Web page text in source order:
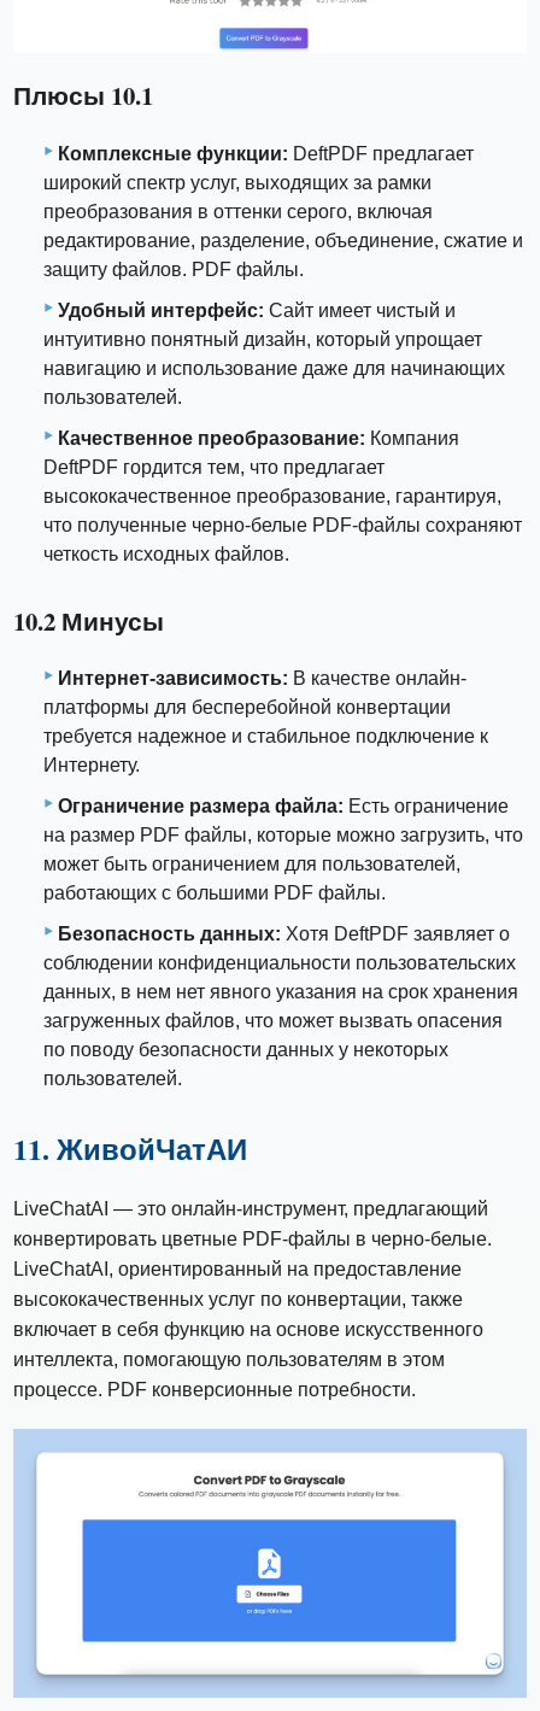
Плюсы 10.1
Комплексные функции: DeftPDF предлагает
широкий спектр услуг, выходящих за рамки
преобразования в оттенки серого, включая
редактирование, разделение, объединение, сжатие и
защиту файлов. PDF файлы.
Удобный интерфейс: Сайт имеет чистый и
интуитивно понятный дизайн, который упрощает
навигацию и использование даже для начинающих
пользователей.
Качественное преобразование: Компания
DeftPDF гордится тем, что предлагает
высококачественное преобразование, гарантируя,
что полученные черно-белые PDF-файлы сохраняют
четкость исходных файлов.
10.2 Минусы
Интернет-зависимость: В качестве онлайн-
платформы для бесперебойной конвертации
требуется надежное и стабильное подключение к
Интернету.
Ограничение размера файла: Есть ограничение
на размер PDF файлы, которые можно загрузить, что
может быть ограничением для пользователей,
работающих с большими PDF файлы.
Безопасность данных: Хотя DeftPDF заявляет о
соблюдении конфиденциальности пользовательских
данных, в нем нет явного указания на срок хранения
загруженных файлов, что может вызвать опасения
по поводу безопасности данных у некоторых
пользователей.
11. ЖивойЧатАИ
LiveChatAI — это онлайн-инструмент, предлагающий
конвертировать цветные PDF-файлы в черно-белые.
LiveChatAI, ориентированный на предоставление
высококачественных услуг по конвертации, также
включает в себя функцию на основе искусственного
интеллекта, помогающую пользователям в этом
процессе. PDF конверсионные потребности.